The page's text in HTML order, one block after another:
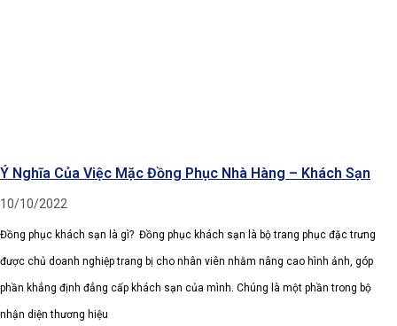
Ý Nghĩa Của Việc Mặc Đồng Phục Nhà Hàng – Khách Sạn
10/10/2022
Đồng phục khách sạn là gì? Đồng phục khách sạn là bộ trang phục đặc trưng
được chủ doanh nghiệp trang bị cho nhân viên nhằm nâng cao hình ảnh, góp
phần khẳng định đẳng cấp khách sạn của mình. Chúng là một phần trong bộ
nhận diện thương hiệu